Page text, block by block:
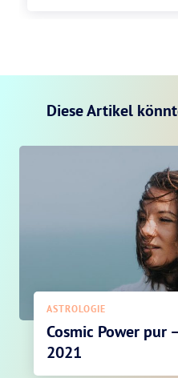
Diese Artikel
ASTROLOGIE
Cosmic Power pur
2021